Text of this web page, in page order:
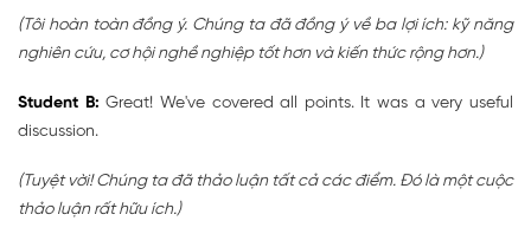
(Tôi hoàn toàn đồng ý. Chúng ta đã đồng ý về ba lợi ích: kỹ năng
nghiên cứu, cơ hội nghề nghiệp tốt hơn và kiến thức rộng hơn.)
Student B: Great! We've covered all points. It was a very useful
discussion.
(Tuyệt vời! Chúng ta đã thảo luận tất cả các điểm. Đó là một cuộc
thảo luận rất hữu ích.)